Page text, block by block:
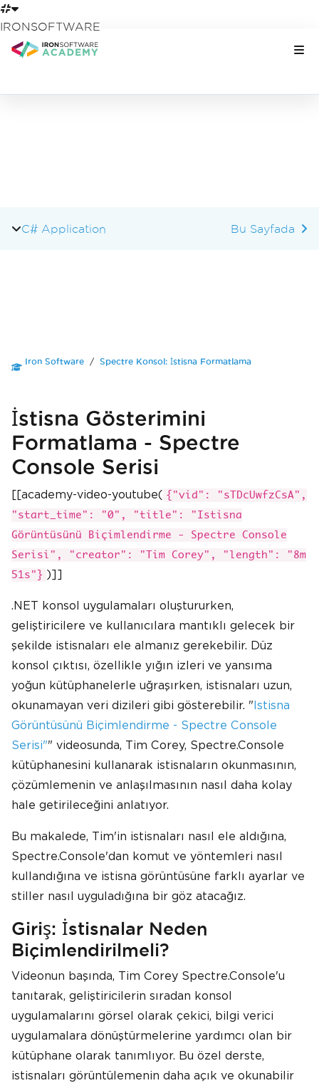
IRONSOFTWARE
C# Application
Bu Sayfada
Iron Software Spectre Konsol: İstisna Formatlama
İstisna Gösterimini
Formatlama - Spectre
Console Serisi
[[academy-video-youtube( {"vid": "sTDcUwfzCsA",
"start_time": "0", "title": "Istisna
Görüntüsünü Biçimlendirme - Spectre Console
Serisi", "creator": "Tim Corey", "length": "8m
51s"} )]]
.NET konsol uygulamaları oluştururken,
geliştiricilere ve kullanıcılara mantıklı gelecek bir
şekilde istisnaları ele almanız gerekebilir. Düz
konsol çıktısı, özellikle yığın izleri ve yansıma
yoğun kütüphanelerle uğraşırken, istisnaları uzun,
okunamayan veri dizileri gibi gösterebilir. "Istisna
Görüntüsünü Biçimlendirme - Spectre Console
Serisi"" videosunda, Tim Corey, Spectre.Console
kütüphanesini kullanarak istisnaların okunmasının,
çözümlemenin ve anlaşılmasının nasıl daha kolay
hale getirileceğini anlatıyor.
Bu makalede, Tim'in istisnaları nasıl ele aldığına,
Spectre.Console'dan komut ve yöntemleri nasıl
kullandığına ve istisna görüntüsüne farklı ayarlar ve
stiller nasıl uyguladığına bir göz atacağız.
Giriş: İstisnalar Neden
Biçimlendirilmeli?
Videonun başında, Tim Corey Spectre.Console'u
tanıtarak, geliştiricilerin sıradan konsol
uygulamalarını görsel olarak çekici, bilgi verici
uygulamalara dönüştürmelerine yardımcı olan bir
kütüphane olarak tanımlıyor. Bu özel derste,
istisnaları görüntülemenin daha açık ve okunabilir